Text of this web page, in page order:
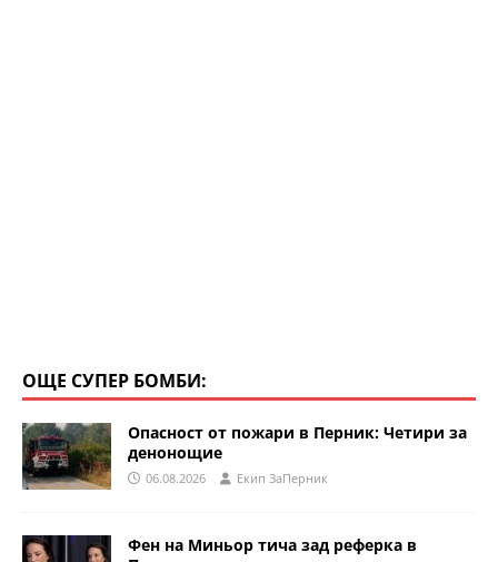
ОЩЕ СУПЕР БОМБИ:
Опасност от пожари в Перник: Четири за
денонощие
06.08.2026 Eкип ЗаПерник
Фен на Миньор тича зад реферка в